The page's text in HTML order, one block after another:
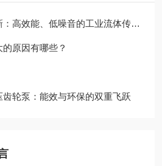
能、低噪音的工业流体传动解决方案探索
原因有哪些？
轮泵：能效与环保的双重飞跃